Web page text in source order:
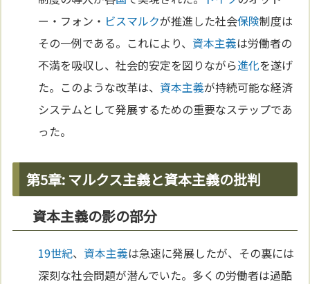
ー・フォン・ ビスマルクが推進した社会保険制度は
その一例である。これにより、 資本主義は労働者の
不満を吸収し、社会的安定を図りながら進化を遂げ
た。このような改革は、 資本主義が持続可能な経済
システムとして発展するための重要なステップであ
った。
第5章: マルクス主義と資本主義の批判
資本主義の影の部分
19世紀、 資本主義は急速に発展したが、その裏には
深刻な社会問題が潜んでいた。多くの労働者は過酷